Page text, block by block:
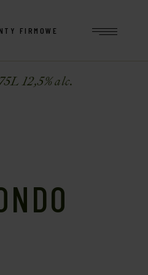
FIRMOWE
12,5% alc.